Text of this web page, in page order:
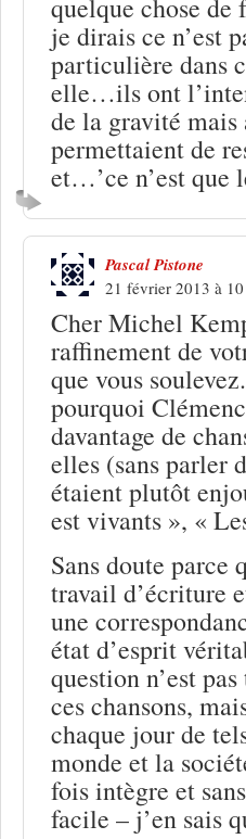
quelque chose de
je dirais ce n’est
particulière dans
elle…ils ont
de la gravité mais
permettaient de
et…’ce n’est que
Pascal Pistone
21 février 2013 à
Cher Michel
raffinement de
que vous
pourquoi
davantage de
elles (sans parler
étaient plutôt
est vivants », «
Sans doute parce
travail d’écriture
une
état d’esprit
question n’est
ces chansons,
chaque jour de
monde et la
fois intègre et
facile – j’en sais